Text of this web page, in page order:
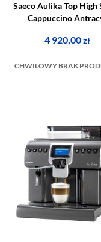
Saeco Aulika Top High
Cappuccino
4 920,00zł
CHWILOWY BRAK